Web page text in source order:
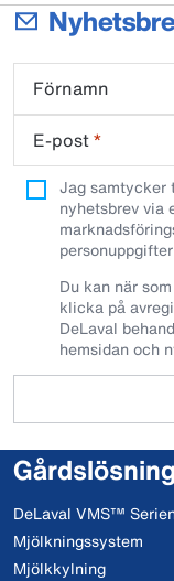
Förnamn
E-post*
Jag samtycker
nyhetsbrev via
Du kan när
klicka på
DeLaval
hemsidan och
DeLaval VMS™
Mjölkningssystem
Mjölkkylning